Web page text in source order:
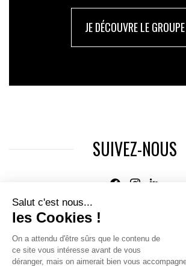
JE DÉCOUVRE LE GROUPE
SUIVEZ-NOUS